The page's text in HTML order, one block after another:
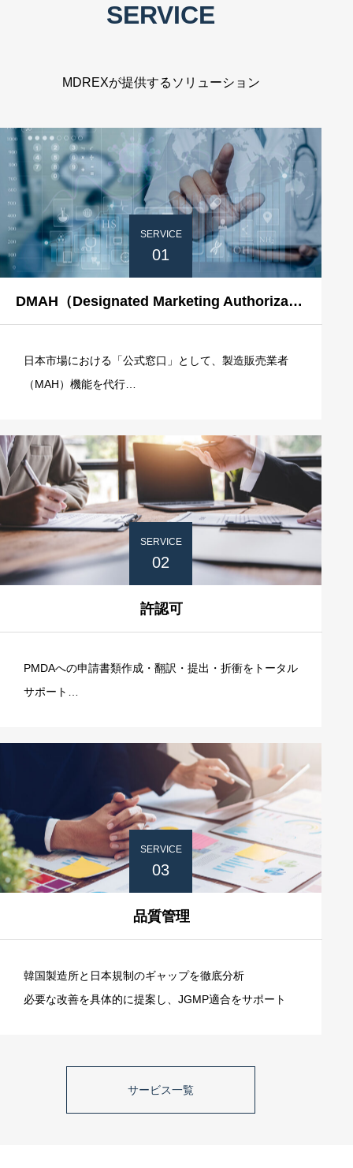
サービス一覧
SERVICE
MDREXが提供するソリューション
SERVICE
01
DMAH（Designated Marketing Authorization Holder）
日本市場における「公式窓口」として、製造販売業者
（MAH）機能を代行
業許可：第一種医療機器製造販売業 許可番号：
13B1X10468号
SERVICE
02
許認可
PMDAへの申請書類作成・翻訳・提出・折衝をトータル
サポート
SERVICE
03
品質管理
韓国製造所と日本規制のギャップを徹底分析
必要な改善を具体的に提案し、JGMP適合をサポート
サービス一覧